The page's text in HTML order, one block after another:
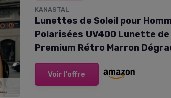
KANASTAL
Lunettes de Soleil pour
Polarisées UV400 Lunette de
Premium Rétro Marron
Voir l'offre